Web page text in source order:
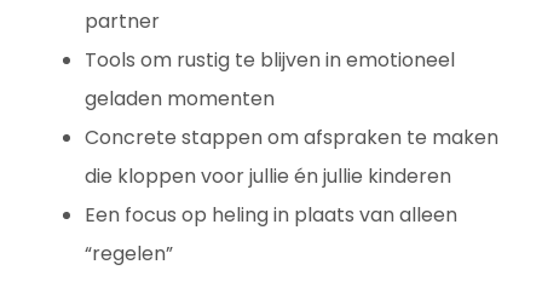
partner
Tools om rustig te blijven in emotioneel
geladen momenten
Concrete stappen om afspraken te maken
die kloppen voor jullie én jullie kinderen
Een focus op heling in plaats van alleen
“regelen”